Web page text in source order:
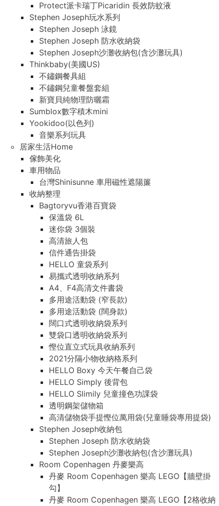
Protect派卡瑞丁Picaridin 長效防蚊液
Stephen Joseph玩水系列
Stephen Joseph 泳鏡
Stephen Joseph 防水收納袋
Stephen Joseph沙灘收納包(含沙灘玩具)
Thinkbaby(美國US)
不鏽鋼餐具組
不鏽鋼兒童餐盤套組
新寶貝純物理防曬霜
Sumblox數字積木mini
Yookidoo(以色列)
音樂系列玩具
居家生活Home
傢飾美化
車用物品
台灣Shinisunne 車用磁性遮陽簾
收納整理
Bagtoryvu香港百寶袋
保溫袋 6L
迷你袋 3個裝
高清旅人包
信件通告掛袋
HELLO 童袋系列
易攜式透明收納系列
A4、F4高清文件書袋
多用途活動袋 (窄長款)
多用途活動袋 (闊身款)
闊口式透明收納袋系列
雙袋口透明收納袋系列
慳位直立式玩具收納系列
2021分隔小物收納格系列
HELLO Boxy 今天午餐自己袋
HELLO Simply 後背包
HELLO Slimily 兒童撞色功課袋
透明鋼架儲物箱
高清儲物袋手提慳位萬用袋(兒童睡袋專用提袋)
Stephen Joseph收納包
Stephen Joseph 防水收納袋
Stephen Joseph沙灘收納包(含沙灘玩具)
Room Copenhagen 丹麥樂高
丹麥 Room Copenhagen 樂高 LEGO【牆壁掛
勾】
丹麥 Room Copenhagen 樂高 LEGO【2格收納